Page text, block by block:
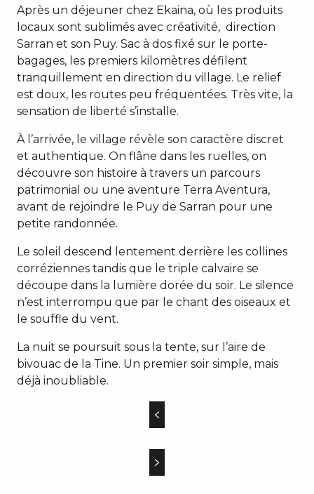
Après un déjeuner chez Ekaina, où les produits
locaux sont sublimés avec créativité, direction
Sarran et son Puy. Sac à dos fixé sur le porte-
bagages, les premiers kilomètres défilent
tranquillement en direction du village. Le relief
est doux, les routes peu fréquentées. Très vite, la
sensation de liberté s’installe.
À l’arrivée, le village révèle son caractère discret
et authentique. On flâne dans les ruelles, on
découvre son histoire à travers un parcours
patrimonial ou une aventure Terra Aventura,
avant de rejoindre le Puy de Sarran pour une
petite randonnée.
Le soleil descend lentement derrière les collines
corréziennes tandis que le triple calvaire se
découpe dans la lumière dorée du soir. Le silence
n’est interrompu que par le chant des oiseaux et
le souffle du vent.
La nuit se poursuit sous la tente, sur l’aire de
bivouac de la Tine. Un premier soir simple, mais
déjà inoubliable.